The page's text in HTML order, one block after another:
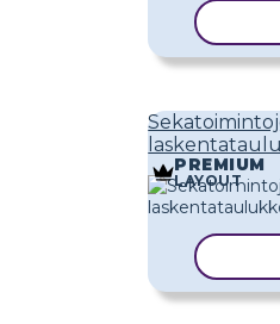
PREMIUM
LAYOUT